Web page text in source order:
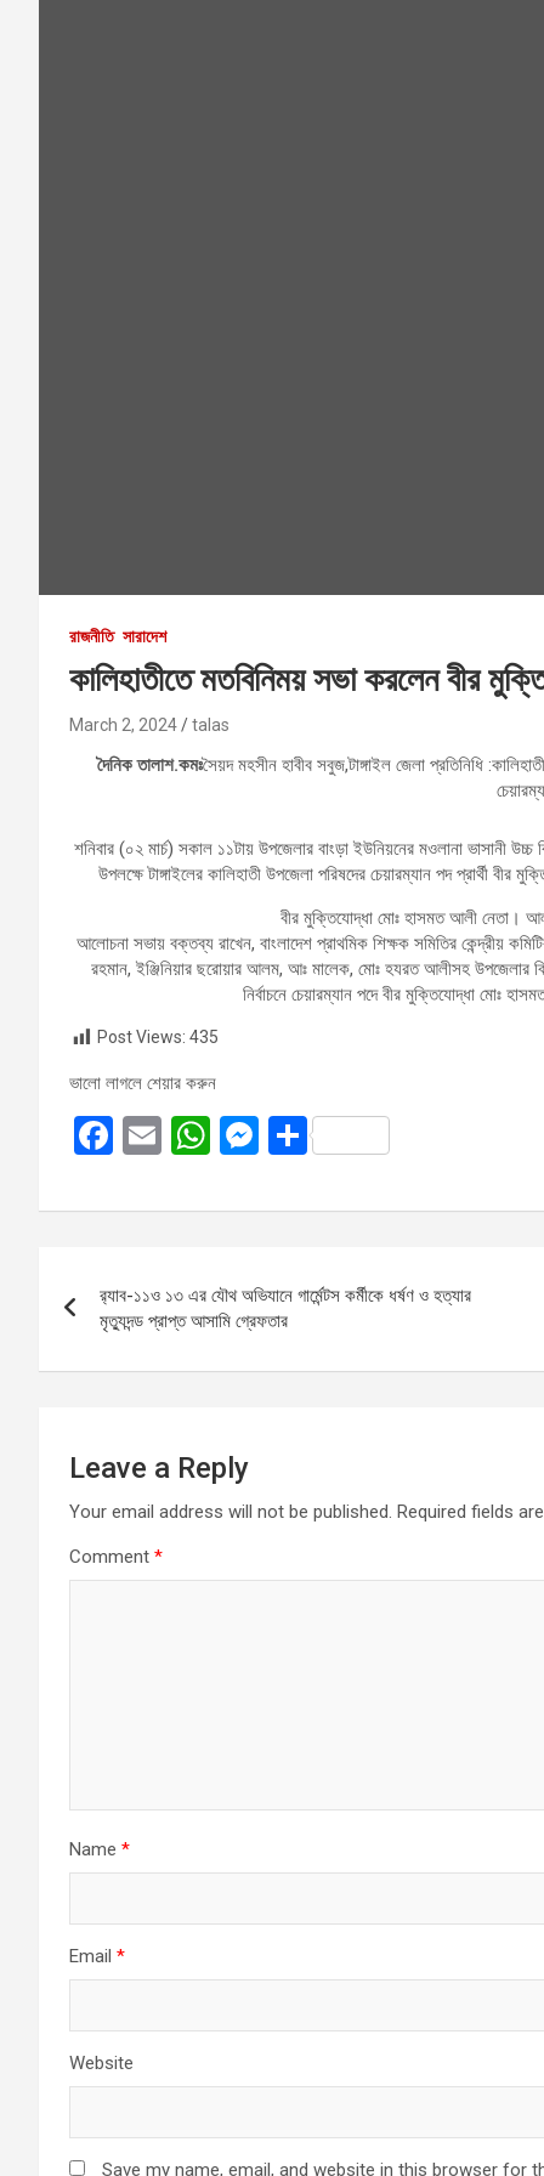
রাজনীতি সারাদেশ
কালিহাতীতে মতবিনিময় সভা করলেন বীর
March 2, 2024 talas
দৈনিক তালাশ.কমঃসৈয়দ মহসীন হাবীব সবুজ,টাঙ্গাইল জেলা প্রতিনিধি
শনিবার (০২ মার্চ) সকাল ১১টায় উপজেলার বাংড়া ইউনিয়নের মওলানা ভাসানী
উপলক্ষে টাঙ্গাইলের কালিহাতী উপজেলা পরিষদের চেয়ারম্যান পদ প্রার্থী
বীর মুক্তিযোদ্ধা মোঃ হাসমত আলী নেতা।
আলোচনা সভায় বক্তব্য রাখেন, বাংলাদেশ প্রাথমিক শিক্ষক সমিতির কেন্দ্রীয়
রহমান, ইঞ্জিনিয়ার ছরোয়ার আলম, আঃ মালেক, মোঃ হযরত আলীসহ
নির্বাচনে চেয়ারম্যান পদে বীর মুক্তিযোদ্ধা মোঃ
Post Views: 435
ভালো লাগলে শেয়ার করুন
F
ce
o
o
k
E
ail
W
at
A
p
p
M
se
g
er
S
ar
navigation
র‌্যাব-১১ও ১৩ এর যৌথ অভিযানে গার্মেন্টস কর্মীকে ধর্ষণ ও হত্যার
মৃত্যুদন্ড প্রাপ্ত আসামি গ্রেফতার
Leave a Reply
Your email address will not be published. Required fields
Comment *
Name *
Email *
Website
Save my name, email, and website in this browser for